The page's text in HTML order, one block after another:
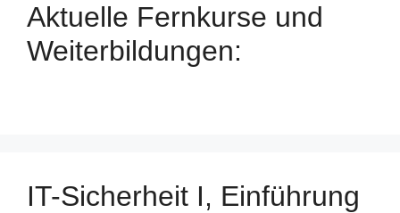
Aktuelle Fernkurse und
Weiterbildungen:
IT-Sicherheit I, Einführung